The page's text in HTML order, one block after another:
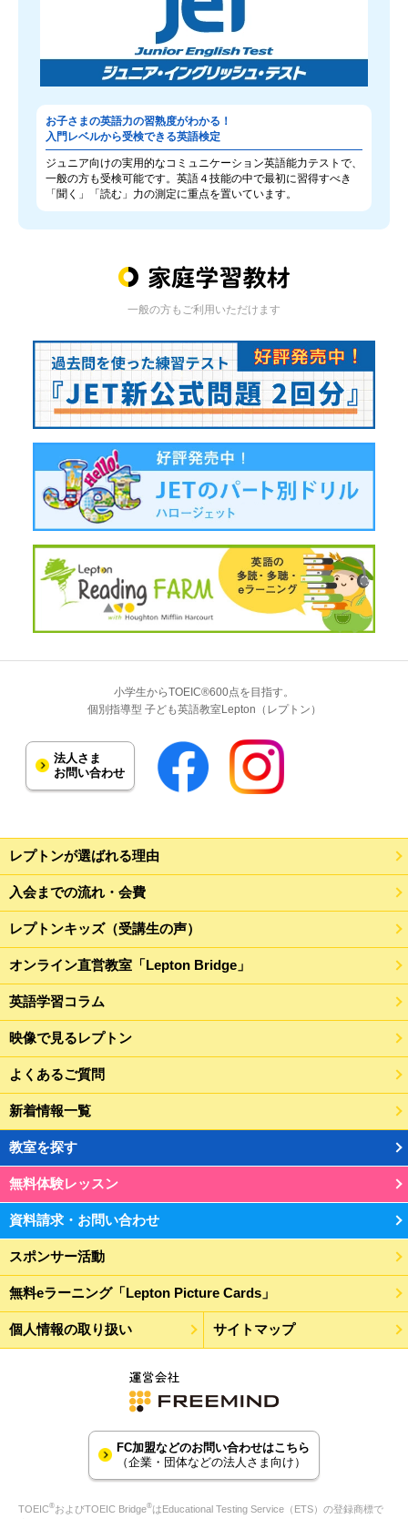
お子さまの英語力の習熟度がわかる！
入門レベルから受検できる英語検定
ジュニア向けの実用的なコミュニケーション英語能力テストで、
一般の方も受検可能です。英語４技能の中で最初に習得すべき
「聞く」「読む」力の測定に重点を置いています。
一般の方もご利用いただけます
小学生からTOEIC®600点を目指す。
個別指導型 子ども英語教室Lepton（レプトン）
法人さま
お問い合わせ
レプトンが選ばれる理由
入会までの流れ・会費
レプトンキッズ（受講生の声）
オンライン直営教室「Lepton Bridge」
英語学習コラム
映像で見るレプトン
よくあるご質問
新着情報一覧
教室を探す
無料体験レッスン
資料請求・お問い合わせ
スポンサー活動
無料eラーニング「Lepton Picture Cards」
個人情報の取り扱い サイトマップ
FC加盟などのお問い合わせはこちら
（企業・団体などの法人さま向け）
TOEIC®およびTOEIC Bridge®はEducational Testing Service（ETS）の登録商標で